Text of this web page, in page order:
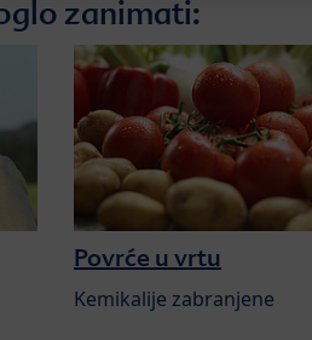
zanimati:
Povrće u vrtu
Kemikalije zabranjene